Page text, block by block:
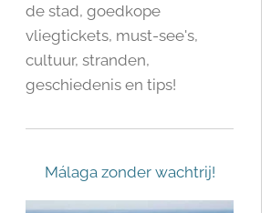
de stad, goedkope
vliegtickets, must-see's,
cultuur, stranden,
geschiedenis en tips!
Málaga zonder wachtrij!